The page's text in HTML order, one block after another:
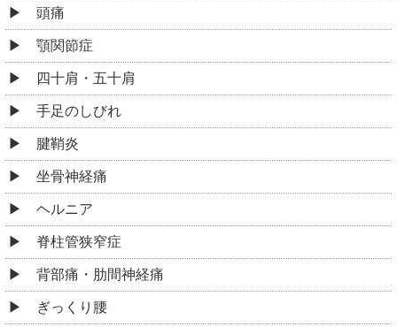
頭痛
顎関節症
四十肩・五十肩
手足のしびれ
腱鞘炎
坐骨神経痛
ヘルニア
脊柱管狭窄症
背部痛・肋間神経痛
ぎっくり腰